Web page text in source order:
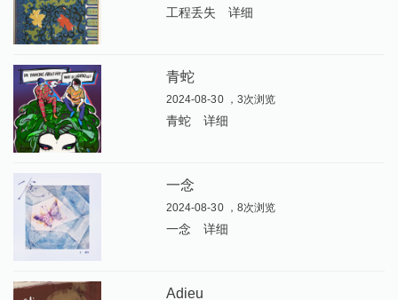
工程丢失 详细
青蛇
2024-08-30 ，3次浏览
青蛇 详细
一念
2024-08-30 ，8次浏览
一念 详细
Adieu